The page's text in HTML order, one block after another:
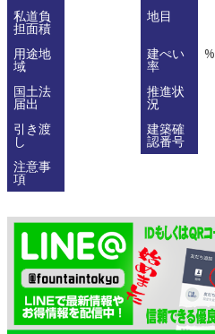
私道負
担面積
地目
用途地
域
建ぺい
率
%
国土法
届出
推進状
況
引き渡
し
建築確
認番号
注意事
項